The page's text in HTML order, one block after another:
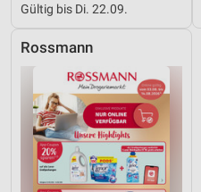
Gültig bis Di. 22.09.
Rossmann